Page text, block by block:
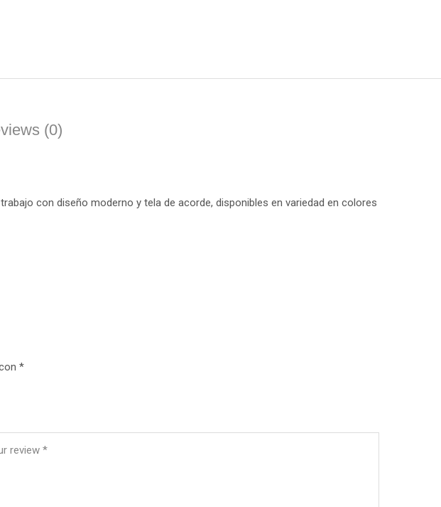
(0)
con diseño moderno y tela de acorde, disponibles en variedad en colores
*
review *